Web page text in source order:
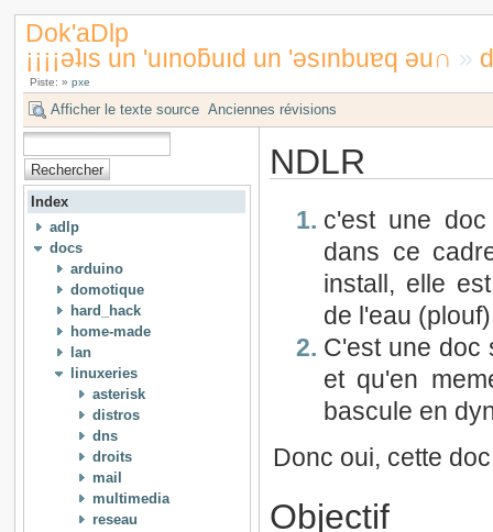
Dok'aDlp
¡¡¡¡ǝʇıs un 'uınoƃuıd un 'ǝsınbuɐq ǝu∩ »
Piste: » pxe
Afficher le texte source Anciennes révisions
Index
adlp
docs
arduino
domotique
hard_hack
home-made
lan
linuxeries
asterisk
distros
dns
droits
mail
multimedia
reseau
NDLR
c'est une
dans ce
install, elle
de l'eau (plouf)
C'est une doc
et qu'en
bascule en
Donc oui, cette
Objectif